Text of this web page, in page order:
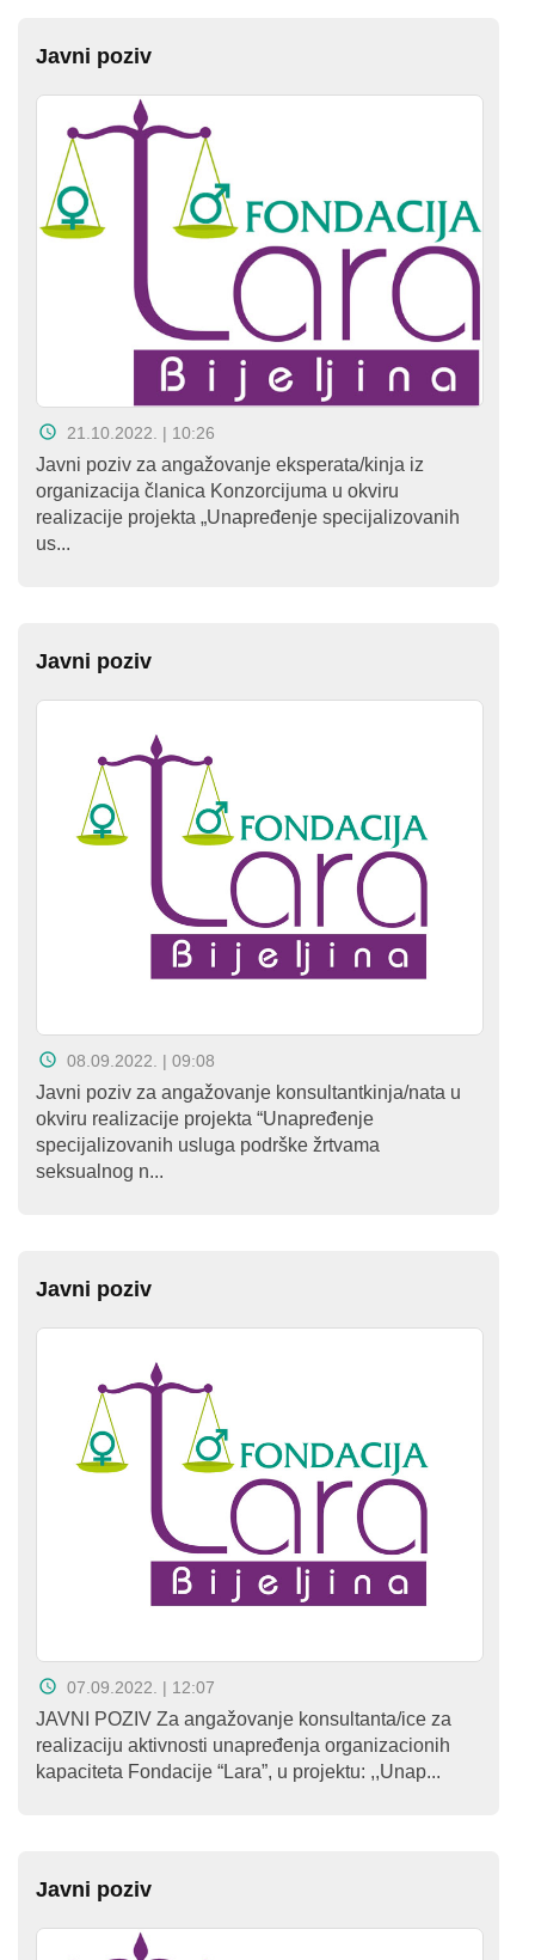
Javni poziv
21.10.2022. | 10:26
Javni poziv za angažovanje eksperata/kinja iz
organizacija članica Konzorcijuma u okviru
realizacije projekta „Unapređenje specijalizovanih
us...
Javni poziv
08.09.2022. | 09:08
Javni poziv za angažovanje konsultantkinja/nata u
okviru realizacije projekta “Unapređenje
specijalizovanih usluga podrške žrtvama
seksualnog n...
Javni poziv
07.09.2022. | 12:07
JAVNI POZIV Za angažovanje konsultanta/ice za
realizaciju aktivnosti unapređenja organizacionih
kapaciteta Fondacije “Lara”, u projektu: ,,Unap...
Javni poziv